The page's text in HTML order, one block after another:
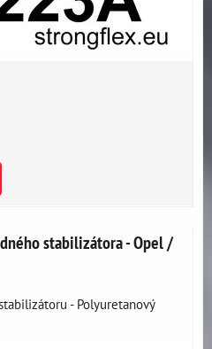
stabilizátora - Opel /
- Polyuretanový